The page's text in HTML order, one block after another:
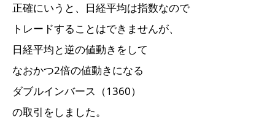
正確にいうと、日経平均は指数なので
トレードすることはできませんが、
日経平均と逆の値動きをして
なおかつ2倍の値動きになる
ダブルインバース（1360）
の取引をしました。